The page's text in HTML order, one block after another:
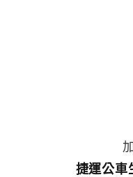
捷運公車